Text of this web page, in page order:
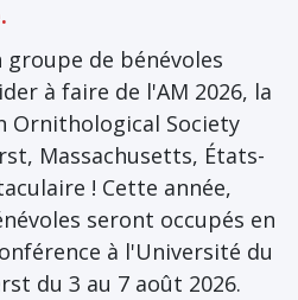
de bénévoles
à faire de l'AM 2026, la
Ornithological Society
Massachusetts, États-
! Cette année,
seront occupés en
à l'Université du
du 3 au 7 août 2026.